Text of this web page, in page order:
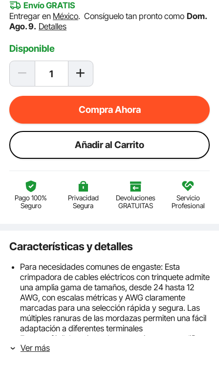
Envío GRATIS
Entregar en México.Consíguelo tan pronto como Dom.
Ago. 9. Detalles
Disponible
Compra Ahora
Añadir al Carrito
Pago 100%
Seguro
Privacidad
Segura
Devoluciones
GRATUITAS
Servicio
Profesional
Características y detalles
Para necesidades comunes de engaste: Esta
crimpadora de cables eléctricos con trinquete admite
una amplia gama de tamaños, desde 24 hasta 12
AWG, con escalas métricas y AWG claramente
marcadas para una selección rápida y segura. Las
múltiples ranuras de las mordazas permiten una fácil
adaptación a diferentes terminales
Engaste fácil: La crimpadora con trinquete amplifica
la fuerza manual y aplica presión paso a paso,
Ver más